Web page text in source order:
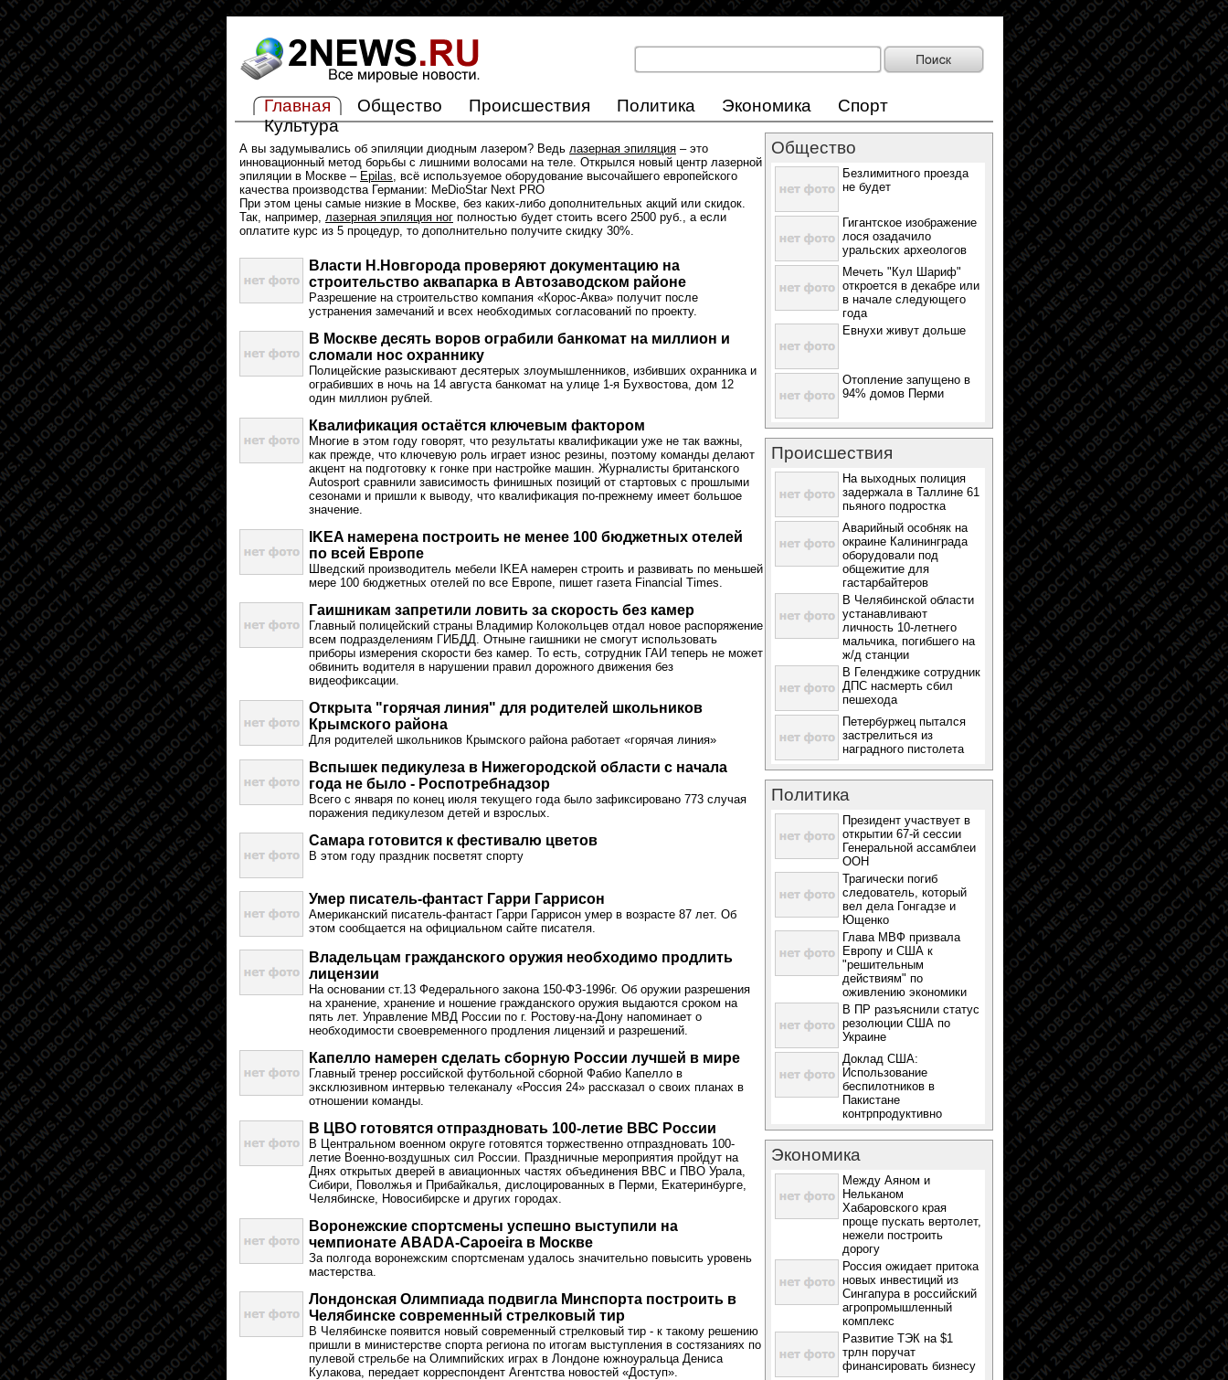
Главная Общество Происшествия Политика Экономика
Спорт
Культура
А вы задумывались об эпиляции диодным лазером? Ведь лазерная эпиляция – это
инновационный метод борьбы с лишними волосами на теле. Открылся новый центр лазерной
эпиляции в Москве – Epilas, всё используемое оборудование высочайшего европейского
качества производства Германии: MeDioStar Next PRO
При этом цены самые низкие в Москве, без каких-либо дополнительных акций или скидок.
Так, например, лазерная эпиляция ног полностью будет стоить всего 2500 руб., а если
оплатите курс из 5 процедур, то дополнительно получите скидку 30%.
Власти Н.Новгорода проверяют документацию на
строительство аквапарка в Автозаводском районе
Разрешение на строительство компания «Корос-Аква» получит после
устранения замечаний и всех необходимых согласований по проекту.
В Москве десять воров ограбили банкомат на миллион и
сломали нос охраннику
Полицейские разыскивают десятерых злоумышленников, избивших охранника и
ограбивших в ночь на 14 августа банкомат на улице 1-я Бухвостова, дом 12
один миллион рублей.
Квалификация остаётся ключевым фактором
Многие в этом году говорят, что результаты квалификации уже не так важны,
как прежде, что ключевую роль играет износ резины, поэтому команды делают
акцент на подготовку к гонке при настройке машин. Журналисты британского
Autosport сравнили зависимость финишных позиций от стартовых с прошлыми
сезонами и пришли к выводу, что квалификация по-прежнему имеет большое
значение.
IKEA намерена построить не менее 100 бюджетных отелей
по всей Европе
Шведский производитель мебели IKEA намерен строить и развивать по меньшей
мере 100 бюджетных отелей по все Европе, пишет газета Financial Times.
Гаишникам запретили ловить за скорость без камер
Главный полицейский страны Владимир Колокольцев отдал новое распоряжение
всем подразделениям ГИБДД. Отныне гаишники не смогут использовать
приборы измерения скорости без камер. То есть, сотрудник ГАИ теперь не может
обвинить водителя в нарушении правил дорожного движения без
видеофиксации.
Открыта "горячая линия" для родителей школьников
Крымского района
Для родителей школьников Крымского района работает «горячая линия»
Вспышек педикулеза в Нижегородской области с начала
года не было - Роспотребнадзор
Всего с января по конец июля текущего года было зафиксировано 773 случая
поражения педикулезом детей и взрослых.
Самара готовится к фестивалю цветов
В этом году праздник посветят спорту
Умер писатель-фантаст Гарри Гаррисон
Американский писатель-фантаст Гарри Гаррисон умер в возрасте 87 лет. Об
этом сообщается на официальном сайте писателя.
Владельцам гражданского оружия необходимо продлить
лицензии
На основании ст.13 Федерального закона 150-ФЗ-1996г. Об оружии разрешения
на хранение, хранение и ношение гражданского оружия выдаются сроком на
пять лет. Управление МВД России по г. Ростову-на-Дону напоминает о
необходимости своевременного продления лицензий и разрешений.
Капелло намерен сделать сборную России лучшей в мире
Главный тренер российской футбольной сборной Фабио Капелло в
эксклюзивном интервью телеканалу «Россия 24» рассказал о своих планах в
отношении команды.
В ЦВО готовятся отпраздновать 100-летие ВВС России
В Центральном военном округе готовятся торжественно отпраздновать 100-
летие Военно-воздушных сил России. Праздничные мероприятия пройдут на
Днях открытых дверей в авиационных частях объединения ВВС и ПВО Урала,
Сибири, Поволжья и Прибайкалья, дислоцированных в Перми, Екатеринбурге,
Челябинске, Новосибирске и других городах.
Воронежские спортсмены успешно выступили на
чемпионате ABADA-Capoeira в Москве
За полгода воронежским спортсменам удалось значительно повысить уровень
мастерства.
Лондонская Олимпиада подвигла Минспорта построить в
Челябинске современный стрелковый тир
В Челябинске появится новый современный стрелковый тир - к такому решению
пришли в министерстве спорта региона по итогам выступления в состязаниях по
пулевой стрельбе на Олимпийских играх в Лондоне южноуральца Дениса
Кулакова, передает корреспондент Агентства новостей «Доступ».
Общество
Безлимитного проезда
не будет
Гигантское изображение
лося озадачило
уральских археологов
Мечеть "Кул Шариф"
откроется в декабре или
в начале следующего
года
Евнухи живут дольше
Отопление запущено в
94% домов Перми
Происшествия
На выходных полиция
задержала в Таллине 61
пьяного подростка
Аварийный особняк на
окраине Калининграда
оборудовали под
общежитие для
гастарбайтеров
В Челябинской области
устанавливают
личность 10-летнего
мальчика, погибшего на
ж/д станции
В Геленджике сотрудник
ДПС насмерть сбил
пешехода
Петербуржец пытался
застрелиться из
наградного пистолета
Политика
Президент участвует в
открытии 67-й сессии
Генеральной ассамблеи
ООН
Трагически погиб
следователь, который
вел дела Гонгадзе и
Ющенко
Глава МВФ призвала
Европу и США к
"решительным
действиям" по
оживлению экономики
В ПР разъяснили статус
резолюции США по
Украине
Доклад США:
Использование
беспилотников в
Пакистане
контрпродуктивно
Экономика
Между Аяном и
Нельканом
Хабаровского края
проще пускать вертолет,
нежели построить
дорогу
Россия ожидает притока
новых инвестиций из
Сингапура в российский
агропромышленный
комплекс
Развитие ТЭК на $1
трлн поручат
финансировать бизнесу